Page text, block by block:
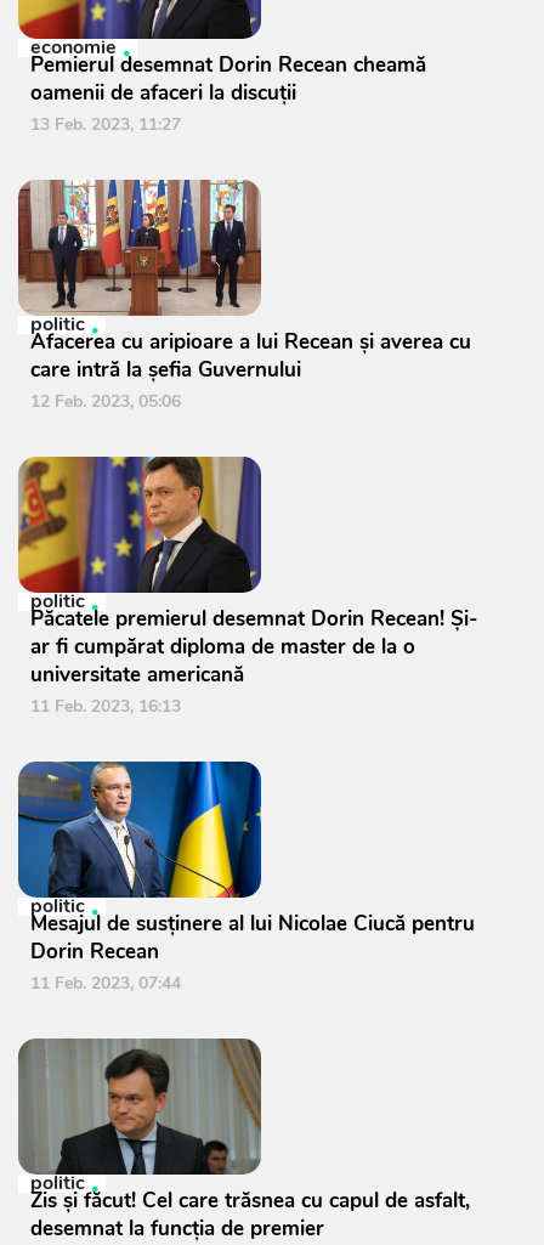
economie
Pemierul desemnat Dorin Recean cheamă
oamenii de afaceri la discuții
13 Feb. 2023, 11:27
politic
Afacerea cu aripioare a lui Recean și averea cu
care intră la șefia Guvernului
12 Feb. 2023, 05:06
politic
Păcatele premierul desemnat Dorin Recean! Și-
ar fi cumpărat diploma de master de la o
universitate americană
11 Feb. 2023, 16:13
politic
Mesajul de susținere al lui Nicolae Ciucă pentru
Dorin Recean
11 Feb. 2023, 07:44
politic
Zis și făcut! Cel care trăsnea cu capul de asfalt,
desemnat la funcția de premier